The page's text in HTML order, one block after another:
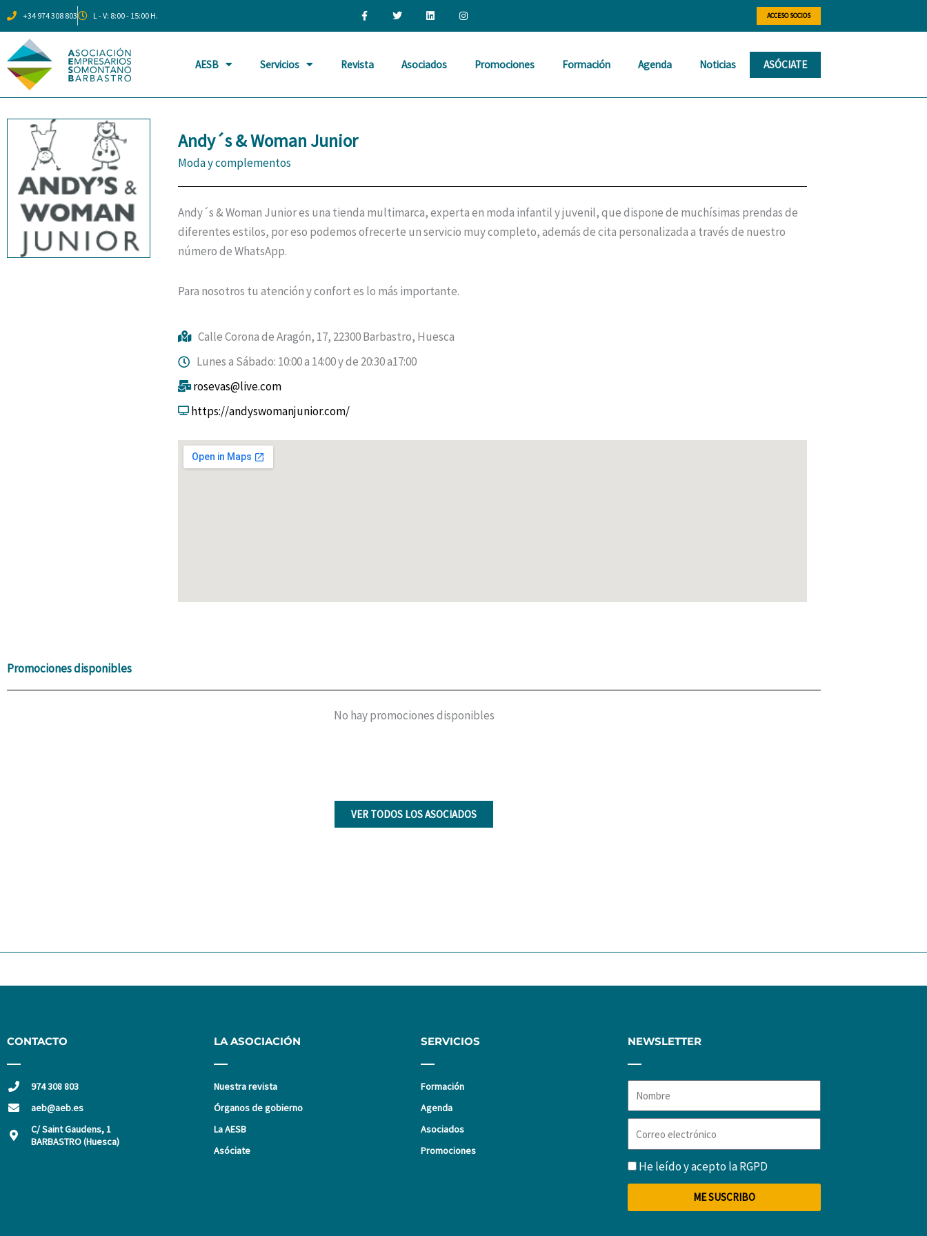
al
contenido
+34 974 308 803 L - V: 8:00 - 15:00 H. a
c
e
o
k
w
t
i
n
k
i
n
n
s
t
ACCESO SOCIOS
AESB Servicios Revista Asociados Promociones Formación Agenda Noticias ASÓCIATE
Andy´s & Woman Junior
Moda y complementos
Andy´s & Woman Junior es una tienda multimarca, experta en moda infantil y juvenil, que dispone de muchísimas prendas de
diferentes estilos, por eso podemos ofrecerte un servicio muy completo, además de cita personalizada a través de nuestro
número de WhatsApp.
Para nosotros tu atención y confort es lo más importante.
Calle Corona de Aragón, 17, 22300 Barbastro, Huesca
Lunes a Sábado: 10:00 a 14:00 y de 20:30 a17:00
rosevas@live.com
https://andyswomanjunior.com/
Promociones disponibles
No hay promociones disponibles
VER TODOS LOS ASOCIADOS
CONTACTO
974 308 803
aeb@aeb.es
C/ Saint Gaudens, 1
BARBASTRO (Huesca)
LA ASOCIACIÓN
Nuestra revista
Órganos de gobierno
La AESB
Asóciate
SERVICIOS
Formación
Agenda
Asociados
Promociones
NEWSLETTER
Nombre
Correo
electrónico
RGPDHe leído y acepto laRGPD
ME SUSCRIBO